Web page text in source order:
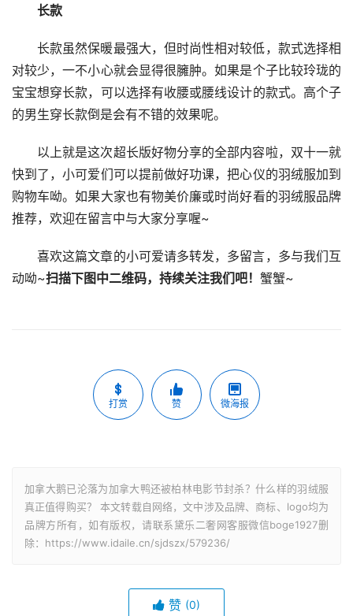
长款
长款虽然保暖最强大，但时尚性相对较低，款式选择相
对较少，一不小心就会显得很臃肿。如果是个子比较玲珑的
宝宝想穿长款，可以选择有收腰或腰线设计的款式。高个子
的男生穿长款倒是会有不错的效果呢。
以上就是这次超长版好物分享的全部内容啦，双十一就
快到了，小可爱们可以提前做好功课，把心仪的羽绒服加到
购物车呦。如果大家也有物美价廉或时尚好看的羽绒服品牌
推荐，欢迎在留言中与大家分享喔~
喜欢这篇文章的小可爱请多转发，多留言，多与我们互
动呦~扫描下图中二维码，持续关注我们吧！ 蟹蟹~
打赏 赞 微海报
加拿大鹅已沦落为加拿大鸭还被柏林电影节封杀？什么样的羽绒服
真正值得购买？ 本文转载自网络，文中涉及品牌、商标、logo均为
品牌方所有，如有版权，请联系黛乐二奢网客服微信boge1927删
除：https://www.idaile.cn/sjdszx/579236/
赞 (0)